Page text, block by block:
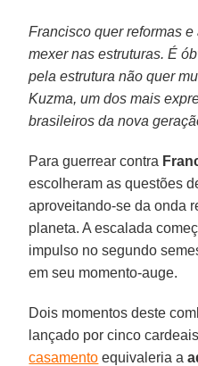
Francisco quer reformas
mexer nas estruturas. É
pela estrutura não quer
Kuzma, um dos mais
brasileiros da nova
Para guerrear contra
escolheram as questões
aproveitando-se da onda
planeta. A escalada
impulso no segundo
em seu momento-auge.
Dois momentos deste
lançado por cinco
casamento equivaleria a